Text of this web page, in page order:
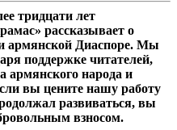
тридцати лет
рассказывает о
армянской Диаспоре. Мы
поддержке читателей,
армянского народа и
вы цените нашу работу
развиваться, вы
взносом.